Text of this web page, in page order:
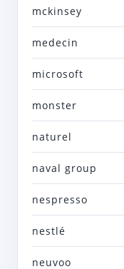
mckinsey
medecin
microsoft
monster
naturel
naval group
nespresso
nestlé
neuvoo